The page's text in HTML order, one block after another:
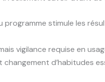
programme stimule les
vigilance requise en
d’habitudes